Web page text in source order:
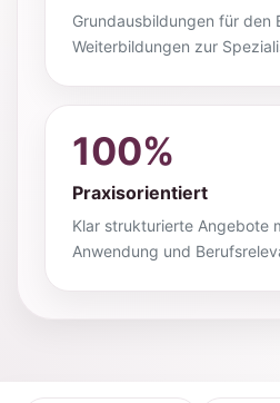
Grundausbildungen für den
Weiterbildungen zur
100%
Praxisorientiert
Klar strukturierte Angebote
Anwendung und